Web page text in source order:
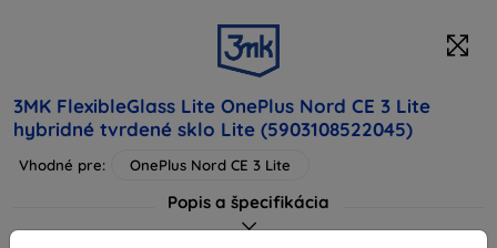
3MK FlexibleGlass Lite OnePlus Nord CE 3 Lite
hybridné tvrdené sklo Lite (5903108522045)
Vhodné pre: OnePlus Nord CE 3 Lite
Popis a špecifikácia